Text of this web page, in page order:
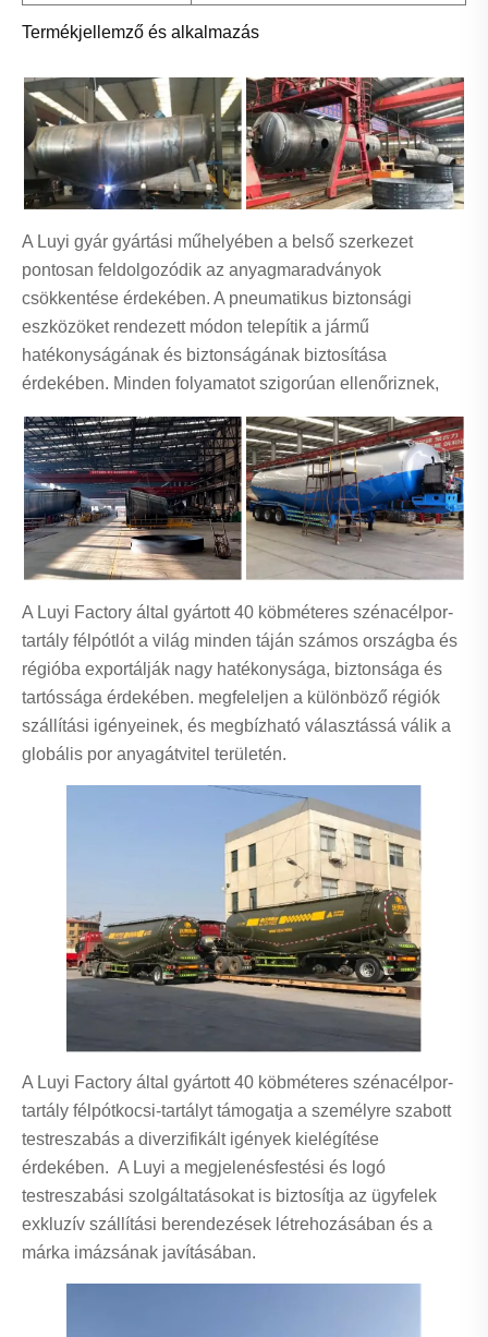
Termékjellemző és alkalmazás
A Luyi gyár gyártási műhelyében a belső szerkezet
pontosan feldolgozódik az anyagmaradványok
csökkentése érdekében. A pneumatikus biztonsági
eszközöket rendezett módon telepítik a jármű
hatékonyságának és biztonságának biztosítása
érdekében. Minden folyamatot szigorúan ellenőriznek,
A Luyi Factory által gyártott 40 köbméteres szénacélpor-
tartály félpótlót a világ minden táján számos országba és
régióba exportálják nagy hatékonysága, biztonsága és
tartóssága érdekében. megfeleljen a különböző régiók
szállítási igényeinek, és megbízható választássá válik a
globális por anyagátvitel területén.
A Luyi Factory által gyártott 40 köbméteres szénacélpor-
tartály félpótkocsi-tartályt támogatja a személyre szabott
testreszabás a diverzifikált igények kielégítése
érdekében. A Luyi a megjelenésfestési és logó
testreszabási szolgáltatásokat is biztosítja az ügyfelek
exkluzív szállítási berendezések létrehozásában és a
márka imázsának javításában.